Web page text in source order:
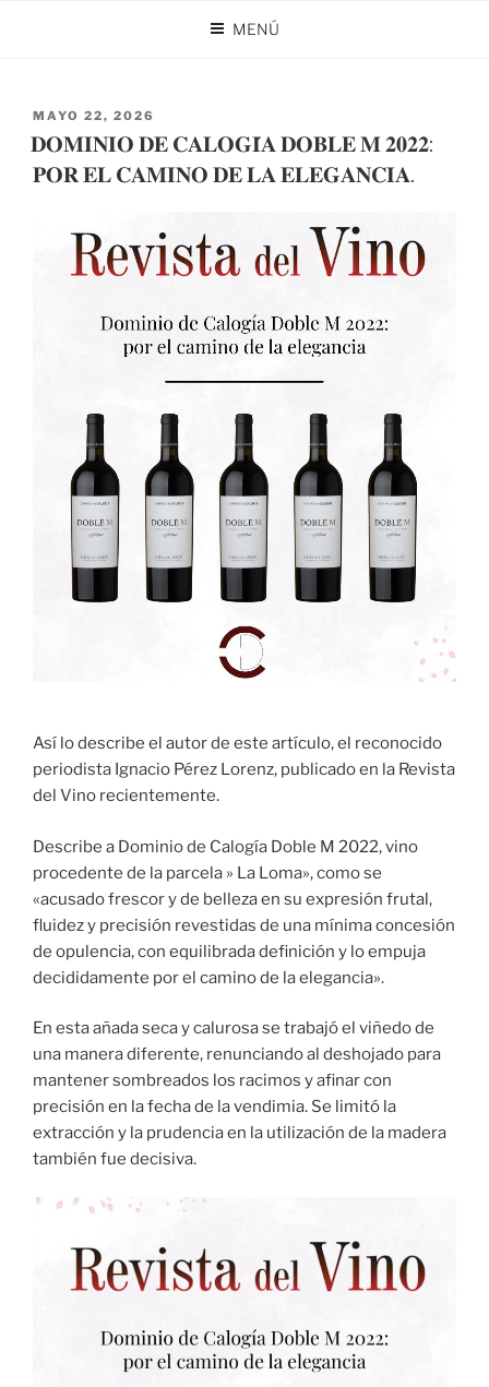
MENÚ
PUBLICADO
EL
MAYO 22, 2026
𝐃𝐎𝐌𝐈𝐍𝐈𝐎 𝐃𝐄 𝐂𝐀𝐋𝐎𝐆𝐈́𝐀 𝐃𝐎𝐁𝐋𝐄 𝐌 𝟐𝟎𝟐𝟐:
𝐏𝐎𝐑 𝐄𝐋 𝐂𝐀𝐌𝐈𝐍𝐎 𝐃𝐄 𝐋𝐀 𝐄𝐋𝐄𝐆𝐀𝐍𝐂𝐈𝐀.
Así lo describe el autor de este artículo, el reconocido
periodista Ignacio Pérez Lorenz, publicado en la Revista
del Vino recientemente.
Describe a Dominio de Calogía Doble M 2022, vino
procedente de la parcela » La Loma», como se
«acusado frescor y de belleza en su expresión frutal,
fluidez y precisión revestidas de una mínima concesión
de opulencia, con equilibrada definición y lo empuja
decididamente por el camino de la elegancia».
En esta añada seca y calurosa se trabajó el viñedo de
una manera diferente, renunciando al deshojado para
mantener sombreados los racimos y afinar con
precisión en la fecha de la vendimia. Se limitó la
extracción y la prudencia en la utilización de la madera
también fue decisiva.